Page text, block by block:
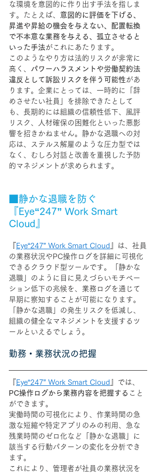
な環境を意図的に作り出す手法を指しま
す。たとえば、 意図的に評価を下げる、
昇進や昇給の機会を与えない、配置転換
で不本意な業務を与える、孤立させると
いった手法がこれにあたります。
このようなやり方は法的リスクが非常に
高く、 パワーハラスメントや労働契約法
違反として訴訟リスクを伴う可能性 があ
ります。企業にとっては、一時的に「辞
めさせたい社員」を排除できたとして
も、長期的には組織の信頼性低下、風評
リスク、人材確保の困難化といった悪影
響を招きかねません。静かな退職への対
応は、ステルス解雇のような圧力型では
なく、むしろ対話と改善を重視した予防
的マネジメントが求められます。
■静かな退職を防ぐ
『Eye“247” Work Smart
Cloud』
Eye“247” Work Smart Cloud
』は、社員
の業務状況やPC操作ログを詳細に可視化
できるクラウド型ツールです。「静かな
退職」のように目に見えづらいモチベー
ション低下の兆候を、業務ログを通じて
早期に察知することが可能になります。
「静かな退職」の発生リスクを低減し、
組織の健全なマネジメントを支援するツ
ールといえるでしょう。
勤務・業務状況の把握
Eye“247” Work Smart Cloud
では、
PC操作ログから業務内容を把握する こと
ができます。
実働時間の可視化により、 作業時間の急
激な短縮や特定アプリのみの利用、急な
残業時間のゼロ化など「静かな退職」に
該当する行動パターンの変化を分析でき
ます。
これにより、管理者が社員の業務状況を